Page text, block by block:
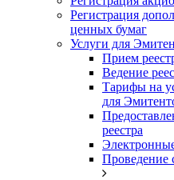
Регистрация
ценных бумаг
Услуги для
Прием
Ведение
Тарифы на
для
реестра
Проведение